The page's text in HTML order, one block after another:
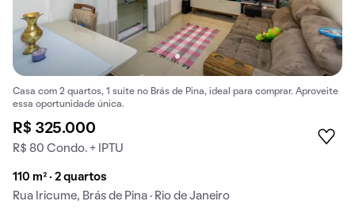
Casa com 2 quartos, 1 suíte no Brás de Pina, ideal para comprar. Aproveite
essa oportunidade única.
R$ 325.000
R$ 80 Condo. + IPTU
110 m² · 2 quartos
Rua Iricume, Brás de Pina · Rio de Janeiro